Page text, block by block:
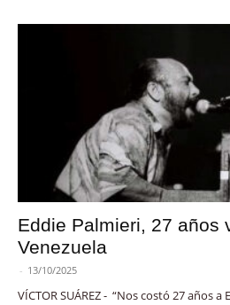
Eddie Palmieri, 27 años
Venezuela
- 13/10/2025
VÍCTOR SUÁREZ - “Nos costó 27 años